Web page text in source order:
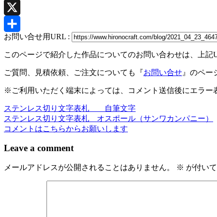
Pinterest
X
共
有
お問い合せ用URL :
このページで紹介した作品についてのお問い合わせは、
ご質問、見積依頼、ご注文についても『お問い合せ 』のペー
※ご利用いただく端末によっては、コメント送信後にエラー
投
稿
ナ
ゲ
ステンレス切り文字表札 自筆文字
ステンレス切り文字表札 オスポール（サンワカンパニー）
コメントはこちらからお願いします
Leave a comment
メールアドレスが公開されることはありません。 ※ が付い